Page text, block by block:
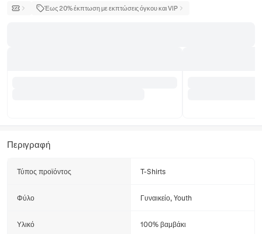
Έως 20% έκπτωση με εκπτώσεις όγκου και VIP
Περιγραφή
Τύπος προϊόντος T-Shirts
Φύλο Γυναικείο, Youth
Υλικό 100% βαμβάκι